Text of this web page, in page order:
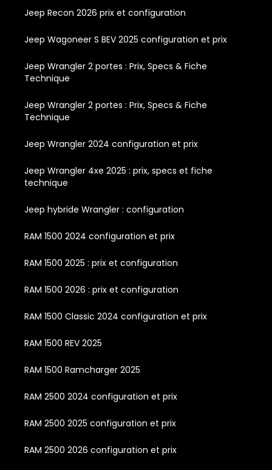
Jeep Recon 2026 prix et configuration
Jeep Wagoneer S BEV 2025 configuration et prix
Jeep Wrangler 2 portes : Prix, Specs & Fiche
Technique
Jeep Wrangler 2 portes : Prix, Specs & Fiche
Technique
Jeep Wrangler 2024 configuration et prix
Jeep Wrangler 4xe 2025 : prix, specs et fiche
technique
Jeep hybride Wrangler : configuration
RAM 1500 2024 configuration et prix
RAM 1500 2025 : prix et configuration
RAM 1500 2026 : prix et configuration
RAM 1500 Classic 2024 configuration et prix
RAM 1500 REV 2025
RAM 1500 Ramcharger 2025
RAM 2500 2024 configuration et prix
RAM 2500 2025 configuration et prix
RAM 2500 2026 configuration et prix